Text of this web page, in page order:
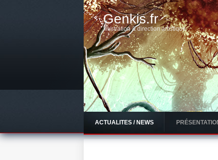
Genkis.fr
Illustration & direction artistique
ACTUALITES / NEWS